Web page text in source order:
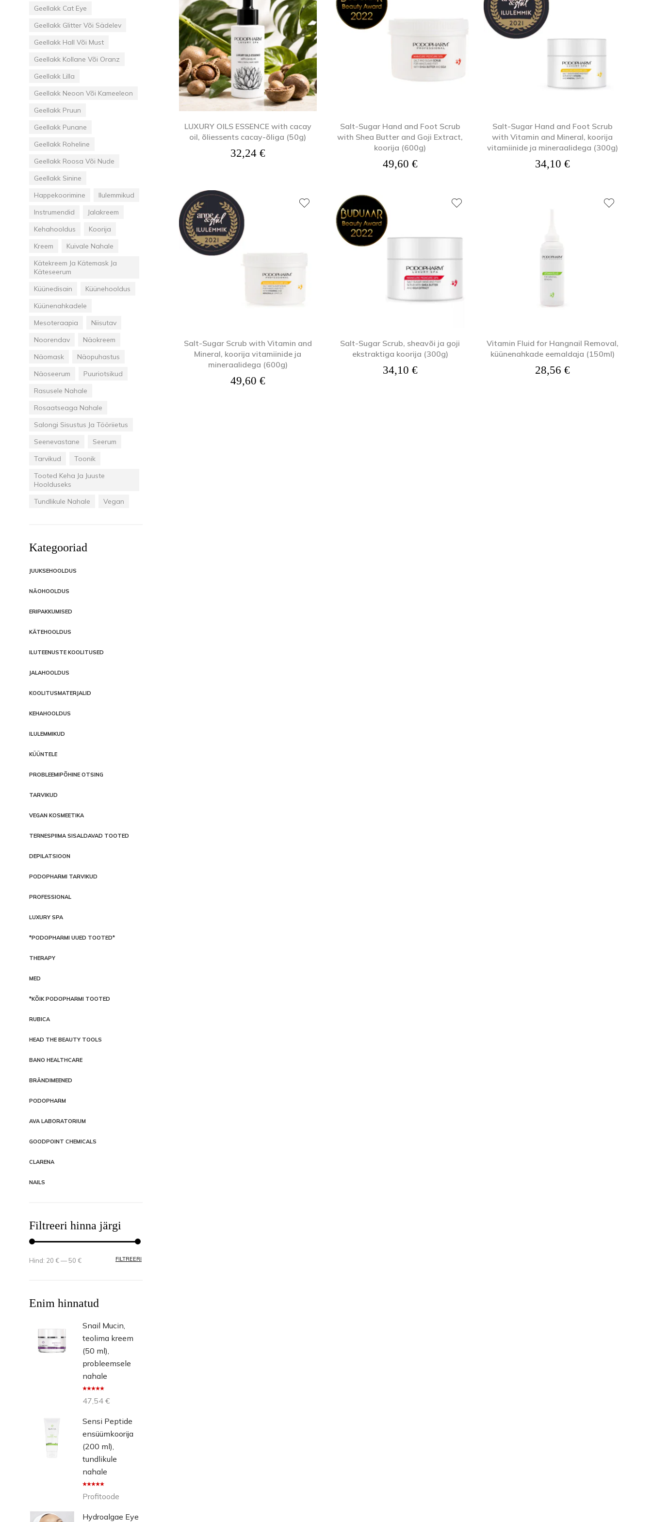
Bano Healthcare
AVA Laboratorium
Komplektid Küünedisain Päevakreemid
Viilid ja poleerid
Ühekordsed vahendid
Geellakk Cat Eye
Geellakk Glitter Või Sädelev
Geellakk Hall Või Must
Geellakk Kollane Või Oranz
Geellakk Lilla
Geellakk Neoon Või Kameeleon
Geellakk Pruun
Geellakk Punane
Geellakk Roheline
Geellakk Roosa Või Nude
Geellakk Sinine
Happekoorimine
Ilulemmikud
Instrumendid
Jalakreem
Kehahooldus
Koorija
Kreem
Kuivale Nahale
Kätekreem Ja Kätemask Ja
Käteseerum
Küünedisain
Küünehooldus
Küünenahkadele
Mesoteraapia
Niisutav
Noorendav
Näokreem
Näomask
Näopuhastus
Näoseerum
Puuriotsikud
Rasusele Nahale
Rosaatseaga Nahale
Salongi Sisustus Ja Tööriietus
Seenevastane
Seerum
Tarvikud
Toonik
Tooted Keha Ja Juuste
Hoolduseks
Tundlikule Nahale
Vegan
Kategooriad
JUUKSEHOOLDUS
NÄOHOOLDUS
ERIPAKKUMISED
KÄTEHOOLDUS
ILUTEENUSTE KOOLITUSED
JALAHOOLDUS
KOOLITUSMATERJALID
KEHAHOOLDUS
ILULEMMIKUD
KÜÜNTELE
PROBLEEMIPÕHINE OTSING
TARVIKUD
VEGAN KOSMEETIKA
TERNESPIIMA SISALDAVAD TOOTED
DEPILATSIOON
PODOPHARMI TARVIKUD
PROFESSIONAL
LUXURY SPA
*PODOPHARMI UUED TOOTED*
THERAPY
MED
*KÕIK PODOPHARMI TOOTED
RUBICA
HEAD THE BEAUTY TOOLS
BANO HEALTHCARE
BRÄNDIMEENED
PODOPHARM
AVA LABORATORIUM
GOODPOINT CHEMICALS
CLARENA
NAILS
Filtreeri hinna järgi
MINIMAALNE HIND
MAKSIMAALNE HIND FILTREERI
Hind: 20 €—50 €
Enim hinnatud
Snail Mucin,
teolima kreem
(50 ml),
probleemsele
nahale
a5.00 / 5
47,54 €
Sensi Peptide
ensüümkoorija
(200 ml),
tundlikule
nahale
a5.00 / 5
Profitoode
Hydroalgae Eye
LUXURY OILS ESSENCE with cacay
oil, õliessents cacay-õliga (50g)
32,24 €
Salt-Sugar Hand and Foot Scrub
with Shea Butter and Goji Extract,
koorija (600g)
49,60 €
Salt-Sugar Hand and Foot Scrub
with Vitamin and Mineral, koorija
vitamiinide ja mineraalidega (300g)
34,10 €
Salt-Sugar Scrub with Vitamin and
Mineral, koorija vitamiinide ja
mineraalidega (600g)
49,60 €
Salt-Sugar Scrub, sheavõi ja goji
ekstraktiga koorija (300g)
34,10 €
Vitamin Fluid for Hangnail Removal,
küünenahkade eemaldaja (150ml)
28,56 €